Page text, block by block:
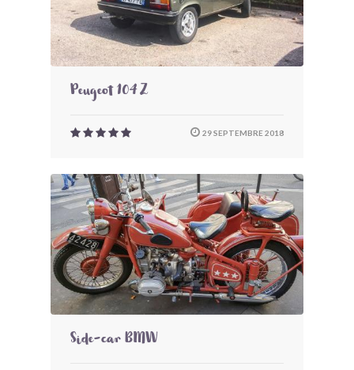
Peugeot 104 Z
29 SEPTEMBRE 2018
Side-car BMW